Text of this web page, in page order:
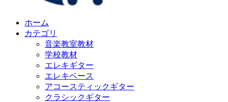
ホーム
カテゴリ
音楽教室教材
学校教材
エレキギター
エレキベース
アコースティックギター
クラシックギター